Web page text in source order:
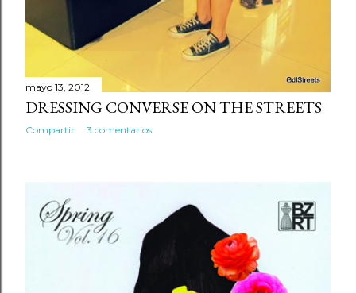
mayo 13, 2012
DRESSING CONVERSE ON THE STREETS
Compartir 3 comentarios